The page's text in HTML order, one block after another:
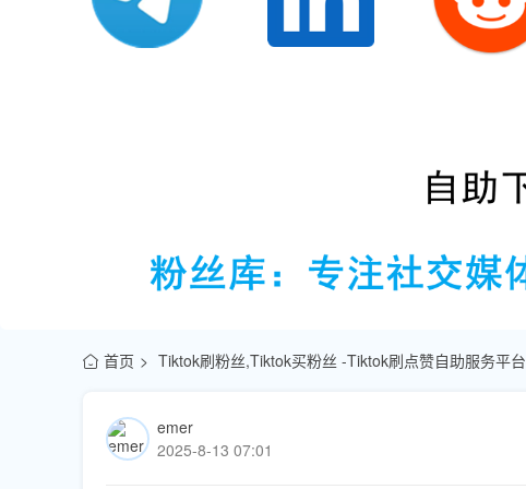
首页 Tiktok刷粉丝,Tiktok买粉丝 -Tiktok刷点赞自助服务平台
emer
2025-8-13 07:01